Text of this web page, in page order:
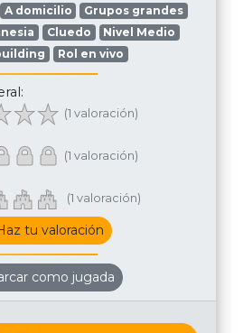
A domicilio
Grupos grandes
Cluedo
Nivel Medio
Rol en vivo
(1 valoración)
(1 valoración)
(1 valoración)
tu valoración
como jugada